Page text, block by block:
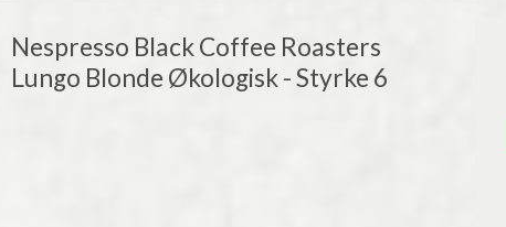
Nespresso Black Coffee Roasters
Lungo Blonde Økologisk - Styrke 6